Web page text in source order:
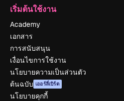
เริ่มต้นใช้งาน
Academy
เอกสาร
การสนับสนุน
เงื่อนไขการใช้งาน
นโยบายความเป็นส่วนตัว
ต้นฉบับ เออร์ลี่เบิร์ด
นโยบายคุกกี้